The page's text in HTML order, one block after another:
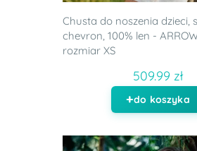
Chusta do noszenia dzieci,
chevron, 100% len -
rozmiar XS
509.99 zł
do koszyka